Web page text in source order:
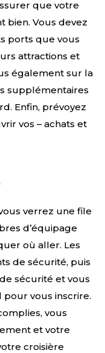
que votre
bien. Vous devez
ports que vous
attractions et
également sur la
supplémentaires
Enfin, prévoyez
vos – achats et
verrez une file
d’équipage
où aller. Les
de sécurité, puis
sécurité et vous
pour vous inscrire.
vous
et votre
croisière